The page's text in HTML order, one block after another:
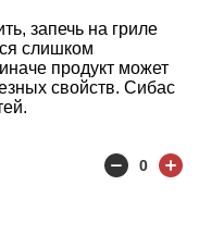
запечь на гриле
слишком
продукт может
свойств. Сибас
0